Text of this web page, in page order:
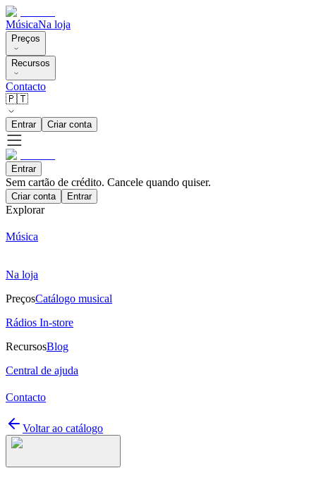
MúsicaNa loja
Preços
Recursos
Contacto
🇵🇹
Entrar Criar conta
Entrar
Sem cartão de crédito. Cancele quando quiser.
Criar conta Entrar
Explorar
Música
Na loja
PreçosCatálogo musical
Rádios In-store
RecursosBlog
Central de ajuda
Contacto
Voltar ao catálogo